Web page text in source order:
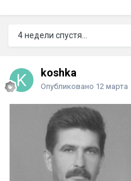
4 недели спустя...
koshka
Опубликовано 12 марта